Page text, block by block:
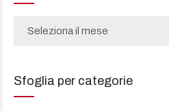
Seleziona il mese
Sfoglia per categorie